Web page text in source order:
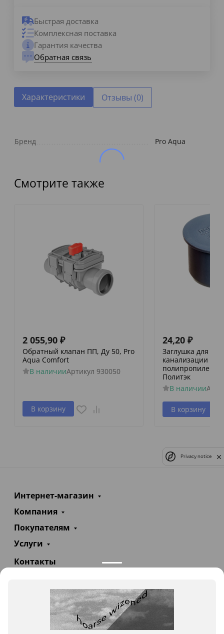
Быстрая доставка
Комплексная поставка
Гарантия качества
Обратная связь
Характеристики Отзывы (0)
Бренд Pro Aqua
Смотрите также
2 055,90 ₽
Обратный клапан ПП, Ду 50, Pro
Aqua Comfort
В наличииАртикул 930050
В корзину
24,20 ₽
Заглушка для
канализации
Политэк
В наличии
В корзину
Интернет-магазин
Компания
Покупателям
Услуги
Контакты
info@teploexpert.com
Пн—Сб 09:00 – 18:00
Privacy notice